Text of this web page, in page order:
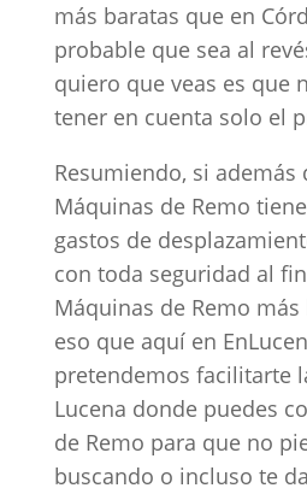
más baratas que en
probable que sea al
quiero que veas es que
tener en cuenta solo el
Resumiendo, si además
Máquinas de Remo
gastos de
con toda seguridad al
Máquinas de Remo
eso que aquí en
pretendemos facilitarte
Lucena donde puedes
de Remo para que no
buscando o incluso te